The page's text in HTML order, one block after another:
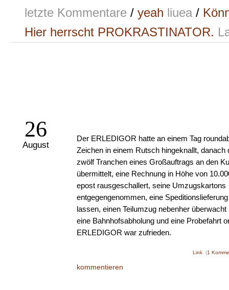
letzte Kommentare / yeah liuea /
Hier herrscht PROKRASTINATOR.
26
August
Der ERLEDIGOR hatte an einem Tag
Zeichen in einem Rutsch hingeknallt, danach
zwölf Tranchen eines Großauftrags an den
übermittelt, eine Rechnung in Höhe von
epost rausgeschallert, seine Umzugskartons
entgegengenommen, eine
lassen, einen Teilumzug nebenher
eine Bahnhofsabholung und eine Probefahrt
ERLEDIGOR war zufrieden.
Link (1
kommentieren